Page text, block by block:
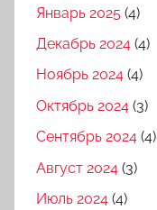
Январь 2025 (4)
Декабрь 2024 (4)
Ноябрь 2024 (4)
Октябрь 2024 (3)
Сентябрь 2024 (4)
Август 2024 (3)
Июль 2024 (4)